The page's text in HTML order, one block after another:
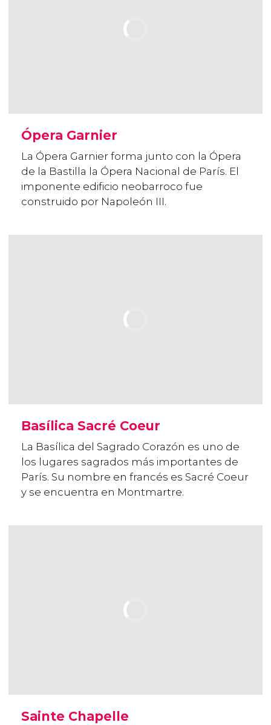
Ópera Garnier
La Ópera Garnier forma junto con la Ópera
de la Bastilla la Ópera Nacional de París. El
imponente edificio neobarroco fue
construido por Napoleón III.
Basílica Sacré Coeur
La Basílica del Sagrado Corazón es uno de
los lugares sagrados más importantes de
París. Su nombre en francés es Sacré Coeur
y se encuentra en Montmartre.
Sainte Chapelle